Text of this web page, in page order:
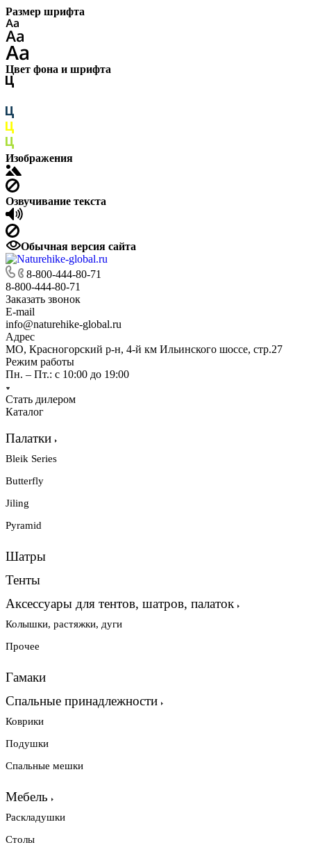
Размер шрифта
Цвет фона и шрифта
Изображения
Озвучивание текста
Обычная версия сайта
8-800-444-80-71
8-800-444-80-71
Заказать звонок
E-mail
info@naturehike-global.ru
Адрес
МО, Красногорский р-н, 4-й км Ильинского шоссе, стр.27
Режим работы
Пн. – Пт.: с 10:00 до 19:00
Стать дилером
Каталог
Палатки
Bleik Series
Butterfly
Jiling
Pyramid
Шатры
Тенты
Аксессуары для тентов, шатров, палаток
Колышки, растяжки, дуги
Прочее
Гамаки
Спальные принадлежности
Коврики
Подушки
Спальные мешки
Мебель
Раскладушки
Столы